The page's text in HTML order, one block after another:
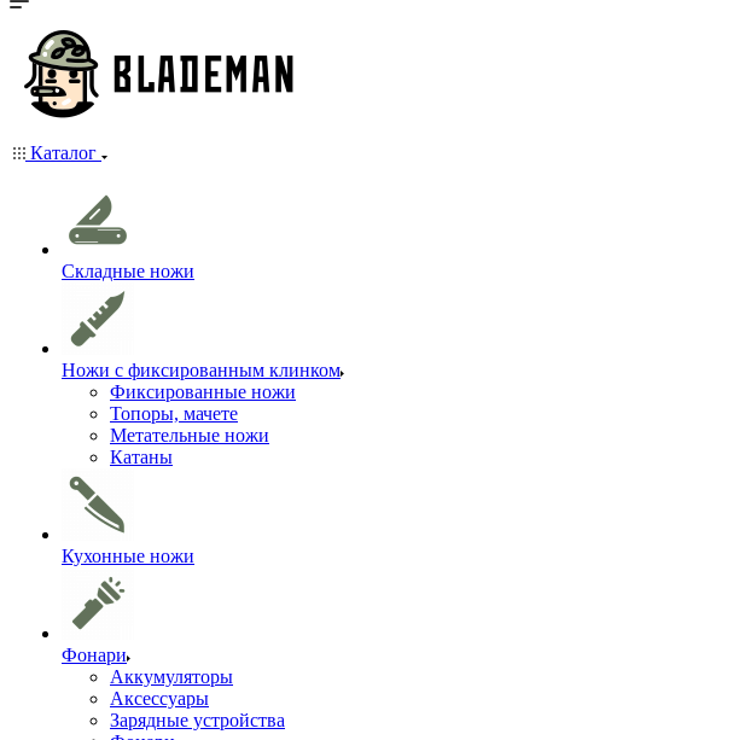
Каталог
Складные ножи
Ножи с фиксированным клинком
Фиксированные ножи
Топоры, мачете
Метательные ножи
Катаны
Кухонные ножи
Фонари
Аккумуляторы
Аксессуары
Зарядные устройства